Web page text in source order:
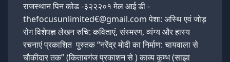
राजस्थान पिन कोड -३२२२०१ मेल आई डी -
thefocusunlimited€@gmail.com पेशा: अस्थि एवं जोड़
रोग विशेषज्ञ लेखन रुचि: कविताएं, संस्मरण, व्यंग्य और हास्य
रचनाएं प्रकाशित पुस्तक “नरेंद्र मोदी का निर्माण: चायवाला से
चौकीदार तक” (किताबगंज प्रकाशन से ) काव्य कुम्भ (साझा